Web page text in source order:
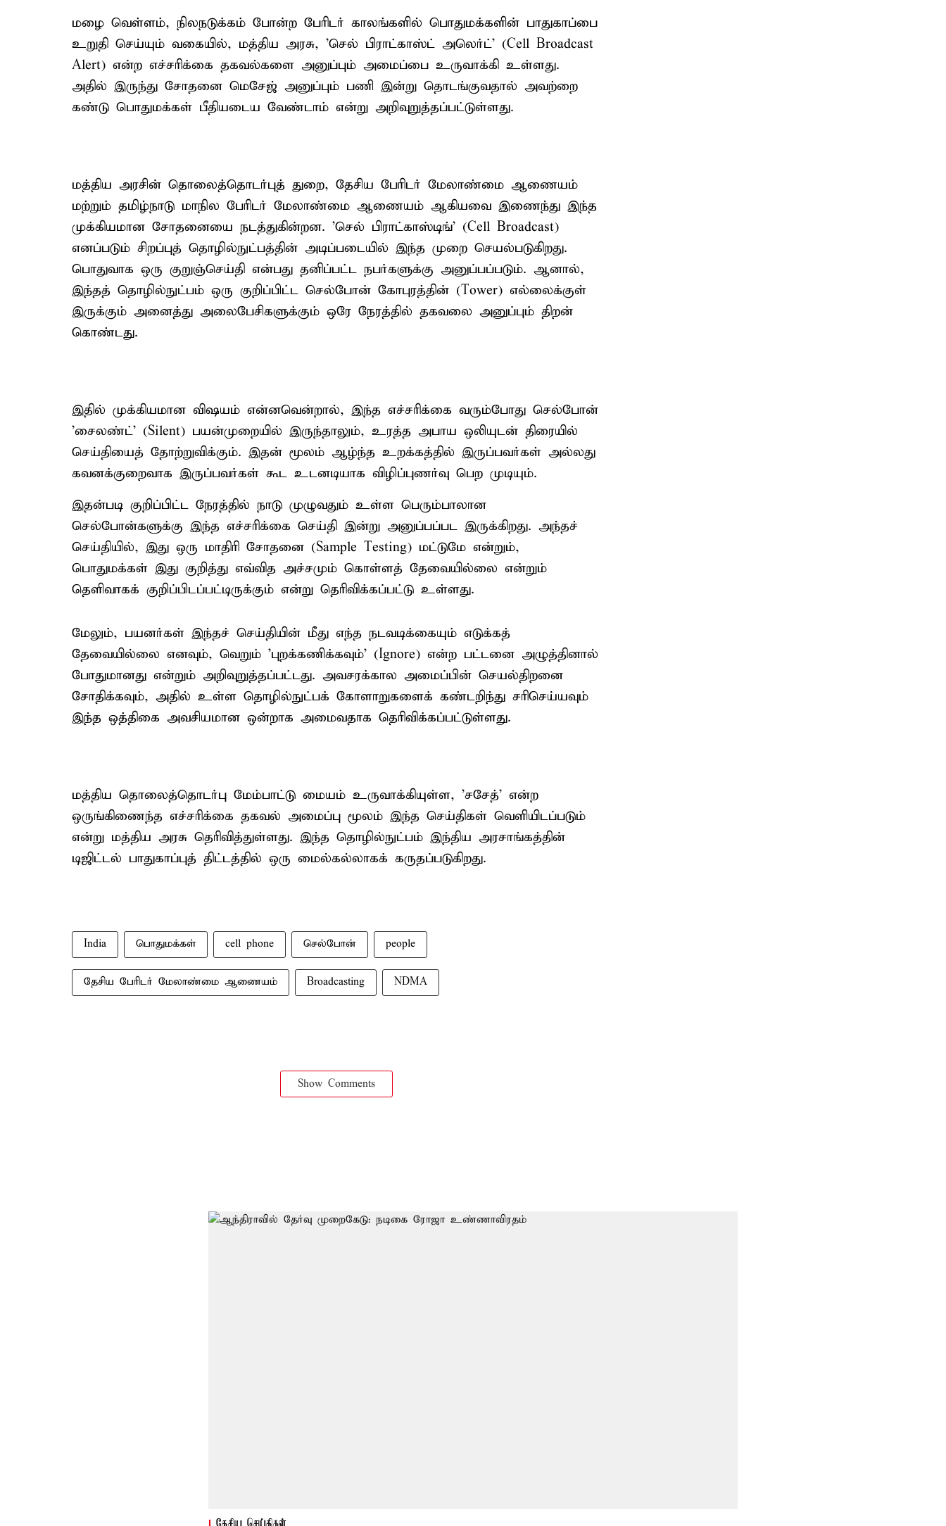
மழை வெள்ளம், நிலநடுக்கம் போன்ற பேரிடர் காலங்களில் பொதுமக்களின் பாதுகாப்பை
உறுதி செய்யும் வகையில், மத்திய அரசு, 'செல் பிராட்காஸ்ட் அலெர்ட்' (Cell Broadcast
Alert) என்ற எச்சரிக்கை தகவல்களை அனுப்பும் அமைப்பை உருவாக்கி உள்ளது.
அதில் இருந்து சோதனை மெசேஜ் அனுப்பும் பணி இன்று தொடங்குவதால் அவற்றை
கண்டு பொதுமக்கள் பீதியடைய வேண்டாம் என்று அறிவுறுத்தப்பட்டுள்ளது.
மத்திய அரசின் தொலைத்தொடர்புத் துறை, தேசிய பேரிடர் மேலாண்மை ஆணையம்
மற்றும் தமிழ்நாடு மாநில பேரிடர் மேலாண்மை ஆணையம் ஆகியவை இணைந்து இந்த
முக்கியமான சோதனையை நடத்துகின்றன. 'செல் பிராட்காஸ்டிங்' (Cell Broadcast)
எனப்படும் சிறப்புத் தொழில்நுட்பத்தின் அடிப்படையில் இந்த முறை செயல்படுகிறது.
பொதுவாக ஒரு குறுஞ்செய்தி என்பது தனிப்பட்ட நபர்களுக்கு அனுப்பப்படும். ஆனால்,
இந்தத் தொழில்நுட்பம் ஒரு குறிப்பிட்ட செல்போன் கோபுரத்தின் (Tower) எல்லைக்குள்
இருக்கும் அனைத்து அலைபேசிகளுக்கும் ஒரே நேரத்தில் தகவலை அனுப்பும் திறன்
கொண்டது.
இதில் முக்கியமான விஷயம் என்னவென்றால், இந்த எச்சரிக்கை வரும்போது செல்போன்
'சைலண்ட்' (Silent) பயன்முறையில் இருந்தாலும், உரத்த அபாய ஒலியுடன் திரையில்
செய்தியைத் தோற்றுவிக்கும். இதன் மூலம் ஆழ்ந்த உறக்கத்தில் இருப்பவர்கள் அல்லது
கவனக்குறைவாக இருப்பவர்கள் கூட உடனடியாக விழிப்புணர்வு பெற முடியும்.
இதன்படி குறிப்பிட்ட நேரத்தில் நாடு முழுவதும் உள்ள பெரும்பாலான
செல்போன்களுக்கு இந்த எச்சரிக்கை செய்தி இன்று அனுப்பப்பட இருக்கிறது. அந்தச்
செய்தியில், இது ஒரு மாதிரி சோதனை (Sample Testing) மட்டுமே என்றும்,
பொதுமக்கள் இது குறித்து எவ்வித அச்சமும் கொள்ளத் தேவையில்லை என்றும்
தெளிவாகக் குறிப்பிடப்பட்டிருக்கும் என்று தெரிவிக்கப்பட்டு உள்ளது.
மேலும், பயனர்கள் இந்தச் செய்தியின் மீது எந்த நடவடிக்கையும் எடுக்கத்
தேவையில்லை எனவும், வெறும் 'புறக்கணிக்கவும்' (Ignore) என்ற பட்டனை அழுத்தினால்
போதுமானது என்றும் அறிவுறுத்தப்பட்டது. அவசரக்கால அமைப்பின் செயல்திறனை
சோதிக்கவும், அதில் உள்ள தொழில்நுட்பக் கோளாறுகளைக் கண்டறிந்து சரிசெய்யவும்
இந்த ஒத்திகை அவசியமான ஒன்றாக அமைவதாக தெரிவிக்கப்பட்டுள்ளது.
மத்திய தொலைத்தொடர்பு மேம்பாட்டு மையம் உருவாக்கியுள்ள, 'சசேத்' என்ற
ஒருங்கிணைந்த எச்சரிக்கை தகவல் அமைப்பு மூலம் இந்த செய்திகள் வெளியிடப்படும்
என்று மத்திய அரசு தெரிவித்துள்ளது. இந்த தொழில்நுட்பம் இந்திய அரசாங்கத்தின்
டிஜிட்டல் பாதுகாப்புத் திட்டத்தில் ஒரு மைல்கல்லாகக் கருதப்படுகிறது.
India பொதுமக்கள் cell phone செல்போன் people
தேசிய பேரிடர் மேலாண்மை ஆணையம் Broadcasting NDMA
Show Comments